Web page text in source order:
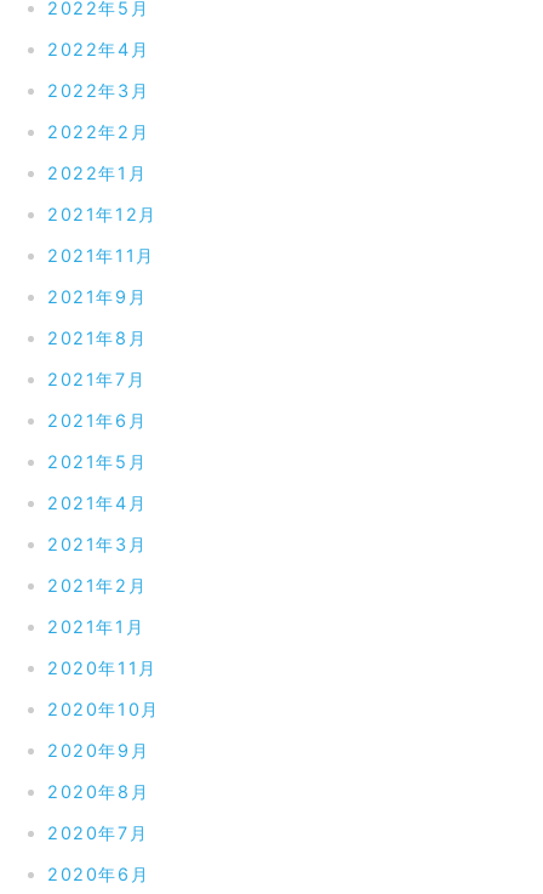
2022年5月
2022年4月
2022年3月
2022年2月
2022年1月
2021年12月
2021年11月
2021年9月
2021年8月
2021年7月
2021年6月
2021年5月
2021年4月
2021年3月
2021年2月
2021年1月
2020年11月
2020年10月
2020年9月
2020年8月
2020年7月
2020年6月